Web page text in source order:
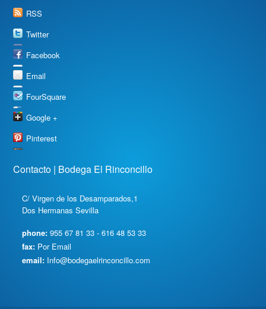
RSS
Twitter
Facebook
Email
FourSquare
Google +
Pinterest
Contacto | Bodega El Rinconcillo
C/ Virgen de los Desamparados,1
Dos Hermanas Sevilla
phone: 955 67 81 33 - 616 48 53 33
fax: Por Email
email: Info@bodegaelrinconcillo.com